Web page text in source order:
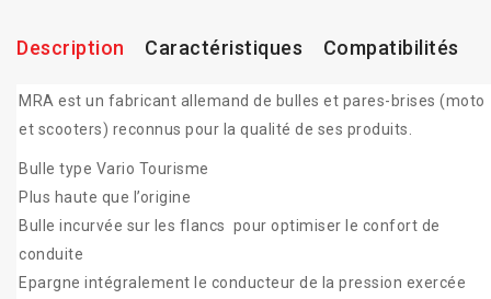
Description Caractéristiques Compatibilités
MRA est un fabricant allemand de bulles et pares-brises (moto
et scooters) reconnus pour la qualité de ses produits.
Bulle type Vario Tourisme
Plus haute que l’origine
Bulle incurvée sur les flancs pour optimiser le confort de
conduite
Epargne intégralement le conducteur de la pression exercée